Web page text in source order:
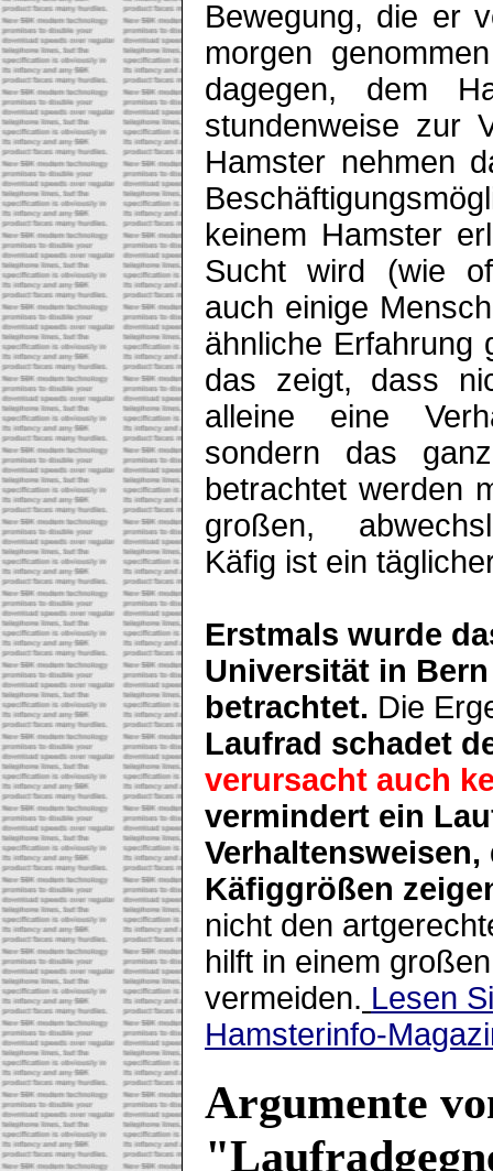
Bewegung, die er
morgen
dagegen, dem
stundenweise zur
Hamster nehmen
keinem Hamster
Sucht wird (wie
auch einige
ähnliche Erfahrung
das zeigt, dass
alleine eine
sondern das
betrachtet werden
großen,
Käfig ist ein
Erstmals wurde
Universität in
betrachtet. Die
Laufrad schadet
verursacht auch
vermindert ein
Käfiggrößen
nicht den
hilft in einem
vermeiden. Lesen
Hamsterinfo-
Argumente